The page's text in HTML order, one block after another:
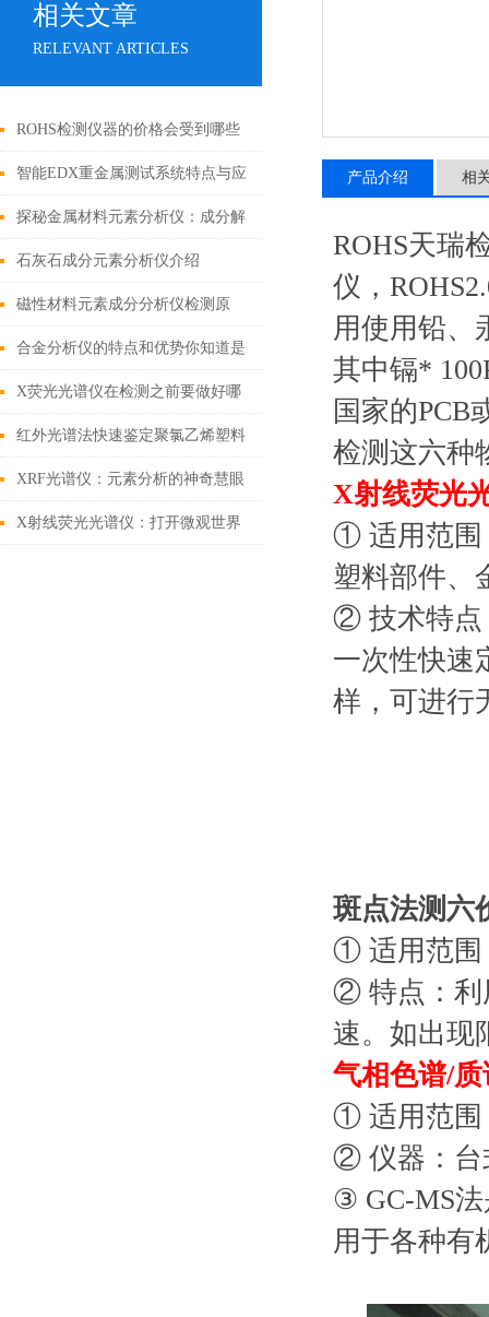
相关文章
RELEVANT ARTICLES
ROHS检测仪器的价格会受到哪些
因素的影响
智能EDX重金属测试系统特点与应
用
探秘金属材料元素分析仪：成分解
析与工业质量控制的核心枢纽
石灰石成分元素分析仪介绍
磁性材料元素成分分析仪检测原
理、样品前处理与全场景应用解析
合金分析仪的特点和优势你知道是
哪些吗？
X荧光光谱仪在检测之前要做好哪
些事项呢？
红外光谱法快速鉴定聚氯乙烯塑料
中增塑剂邻苯二甲酸酯
XRF光谱仪：元素分析的神奇慧眼
X射线荧光光谱仪：打开微观世界
产品介绍 相
ROHS天瑞
仪，
用使用铅、
其中镉*
国家的PCB
检测这六种
X射线荧光
① 适用范
塑料部件、
② 技术特
一次性快速
样，可进行
斑点法测六
① 适用范围
② 特点：利
速。如出现
气相色谱/
① 适用范围
② 仪器：台
③ GC-MS
用于各种有